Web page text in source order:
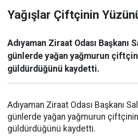
Yağışlar Çiftçinin
Adıyaman Ziraat Odası Başkanı
günlerde yağan yağmurun
güldürdüğünü kaydetti.
Adıyaman Ziraat Odası Başkanı
günlerde yağan yağmurun
güldürdüğünü kaydetti.